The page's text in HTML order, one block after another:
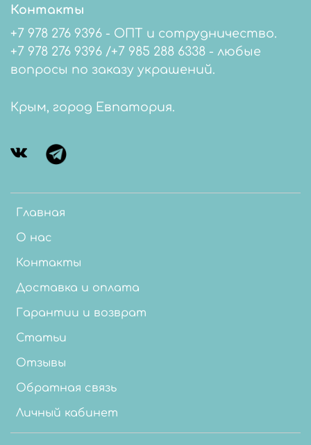
Главная
О нас
Контакты
Доставка и оплата
Гарантии и возврат
Статьи
Отзывы
Обратная связь
Личный кабинет
Контакты
+7 978 276 9396 - ОПТ и сотрудничество.
+7 978 276 9396 /+7 985 288 6338 - любые
вопросы по заказу украшений.
Крым, город Евпатория.